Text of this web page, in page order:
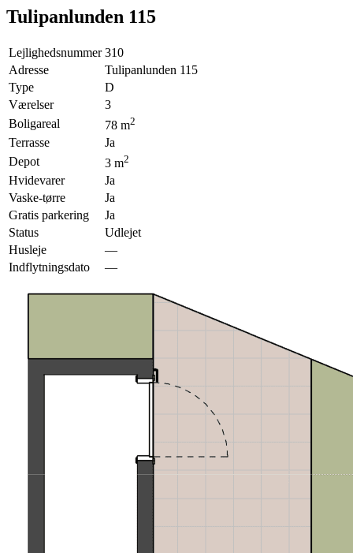
Tulipanlunden 115
Lejlighedsnummer 310
Adresse
Tulipanlunden 115
Type
D
Værelser
3
Boligareal
78 m2
Terrasse
Ja
Depot
3 m2
Hvidevarer
Ja
Vaske-tørre
Ja
Gratis parkering
Ja
Status
Udlejet
Husleje
—
Indflytningsdato
—